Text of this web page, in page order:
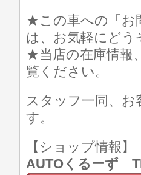
★この車への「お
は、お気軽にどう
★当店の在庫情報
覧ください。
スタッフ一同、
す。
【ショップ情報】
AUTOくるーず